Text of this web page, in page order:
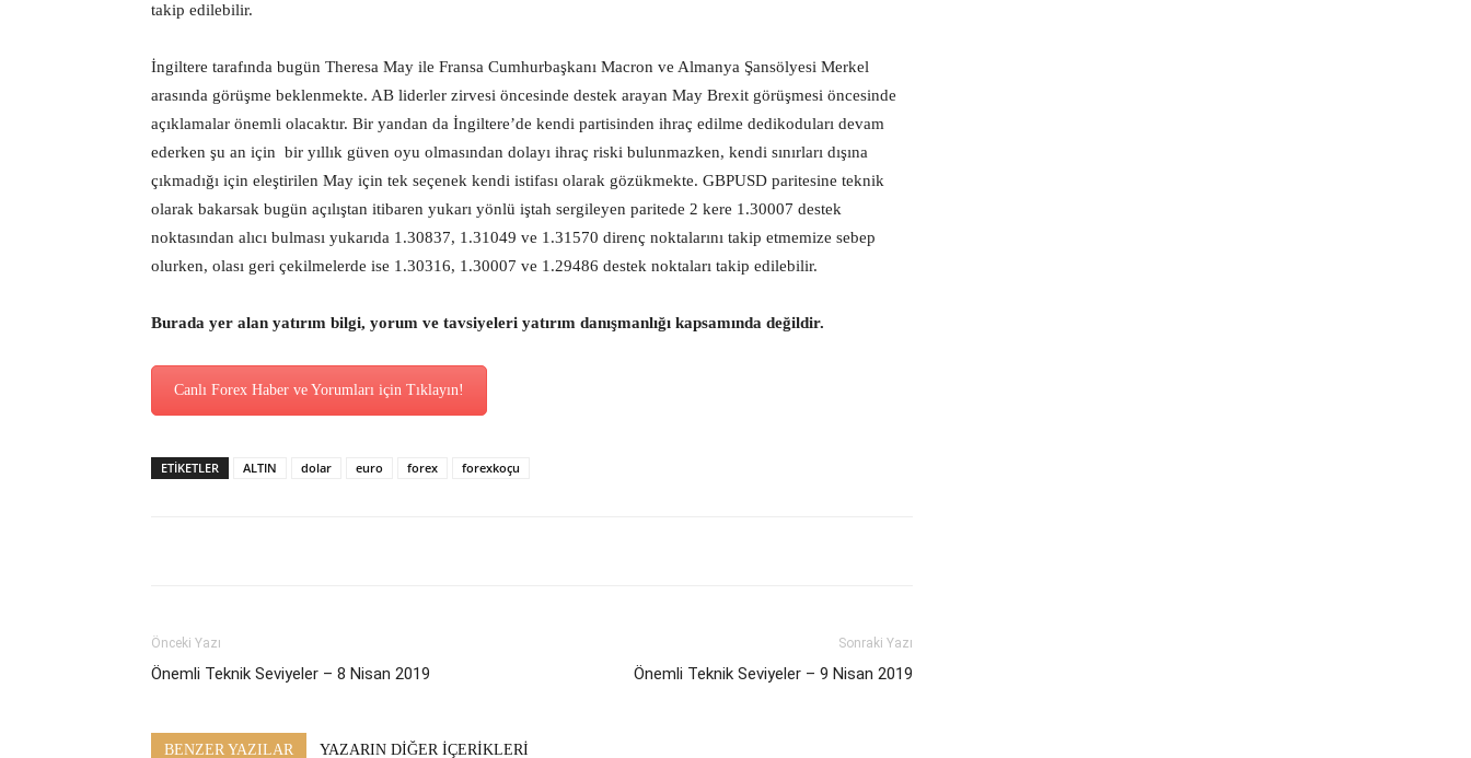
takip edilebilir.
İngiltere tarafında bugün Theresa May ile Fransa Cumhurbaşkanı Macron ve Almanya Şansölyesi Merkel
arasında görüşme beklenmekte. AB liderler zirvesi öncesinde destek arayan May Brexit görüşmesi öncesinde
açıklamalar önemli olacaktır. Bir yandan da İngiltere’de kendi partisinden ihraç edilme dedikoduları devam
ederken şu an için bir yıllık güven oyu olmasından dolayı ihraç riski bulunmazken, kendi sınırları dışına
çıkmadığı için eleştirilen May için tek seçenek kendi istifası olarak gözükmekte. GBPUSD paritesine teknik
olarak bakarsak bugün açılıştan itibaren yukarı yönlü iştah sergileyen paritede 2 kere 1.30007 destek
noktasından alıcı bulması yukarıda 1.30837, 1.31049 ve 1.31570 direnç noktalarını takip etmemize sebep
olurken, olası geri çekilmelerde ise 1.30316, 1.30007 ve 1.29486 destek noktaları takip edilebilir.
Burada yer alan yatırım bilgi, yorum ve tavsiyeleri yatırım danışmanlığı kapsamında değildir.
Canlı Forex Haber ve Yorumları için Tıklayın!
ETİKETLER ALTIN dolar euro forex forexkoçu
Önceki Yazı
Önemli Teknik Seviyeler – 8 Nisan 2019
Sonraki Yazı
Önemli Teknik Seviyeler – 9 Nisan 2019
BENZER YAZILAR YAZARIN DİĞER İÇERİKLERİ